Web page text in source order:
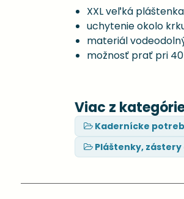
XXL veľká pláštenka
uchytenie okolo
materiál
možnosť prať pri 40
Viac z
Kadernícke
Pláštenky, zástery